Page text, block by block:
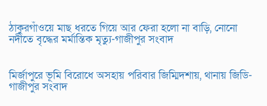
ঠাকুরগাঁওয়ে মাছ ধরতে গিয়ে আর ফেরা হলো না বাড়ি, নোনো
নদীতে বৃদ্ধের মর্মান্তিক মৃত্যু-গাজীপুর সংবাদ
মির্জাপুরে ভূমি বিরোধে অসহায় পরিবার জিম্মিদশায়, থানায় জিডি-
গাজীপুর সংবাদ